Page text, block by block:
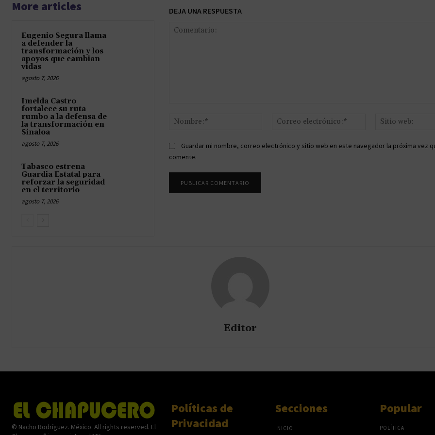
More articles
Eugenio Segura llama
a defender la
transformación y los
apoyos que cambian
vidas
agosto 7, 2026
Imelda Castro
fortalece su ruta
rumbo a la defensa de
la transformación en
Sinaloa
agosto 7, 2026
Tabasco estrena
Guardia Estatal para
reforzar la seguridad
en el territorio
agosto 7, 2026
DEJA UNA RESPUESTA
Nombre:*
Correo
Guardar mi nombre, correo electrónico y sitio web en este navegador la próxima vez
comente.
Editor
© Nacho Rodríguez. México. All rights reserved. El
Políticas de
Privacidad
Secciones
INICIO
Popular
POLÍTICA